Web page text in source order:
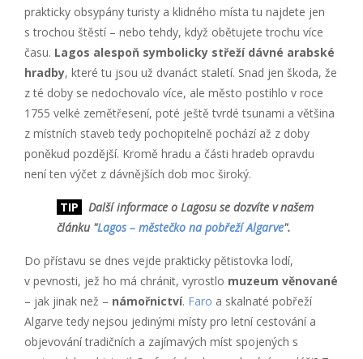
prakticky obsypány turisty a klidného místa tu najdete jen
s trochou štěstí – nebo tehdy, když obětujete trochu více
času. Lagos alespoň symbolicky střeží dávné arabské
hradby, které tu jsou už dvanáct staletí. Snad jen škoda, že
z té doby se nedochovalo více, ale město postihlo v roce
1755 velké zemětřesení, poté ještě tvrdé tsunami a většina
z místních staveb tedy pochopitelně pochází až z doby
poněkud pozdější. Kromě hradu a části hradeb opravdu
není ten výčet z dávnějších dob moc široký.
TIP
Další informace o Lagosu se dozvíte v našem
článku "Lagos – městečko na pobřeží Algarve".
Do přístavu se dnes vejde prakticky pětistovka lodí,
v pevnosti, jež ho má chránit, vyrostlo muzeum věnované
– jak jinak než – námořnictví. Faro a skalnaté pobřeží
Algarve tedy nejsou jedinými místy pro letní cestování a
objevování tradičních a zajímavých míst spojených s